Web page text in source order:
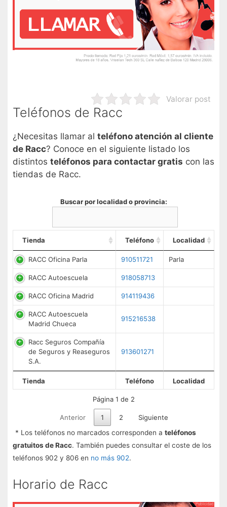
Valorar post
Teléfonos de Racc
¿Necesitas llamar al teléfono atención al cliente
de Racc? Conoce en el siguiente listado los
distintos teléfonos para contactar gratis con las
tiendas de Racc.
Buscar por localidad o provincia:
Tienda Teléfono Localidad
RACC Oficina Parla 910511721 Parla
RACC Autoescuela 918058713
RACC Oficina Madrid 914119436
RACC Autoescuela
Madrid Chueca
915216538
Racc Seguros Compañía
de Seguros y Reaseguros
S.A.
913601271
Tienda Teléfono Localidad
Página 1 de 2
Anterior 1 2
Siguiente
* Los teléfonos no marcados corresponden a teléfonos
gratuitos de Racc. También puedes consultar el coste de los
teléfonos 902 y 806 en no más 902.
Horario de Racc